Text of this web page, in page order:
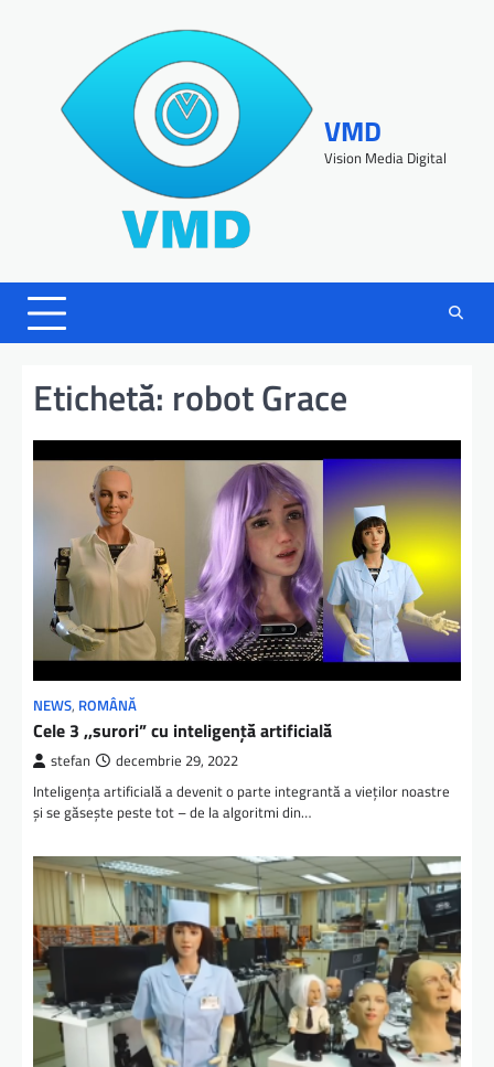
VMD
Vision Media Digital
Etichetă: robot Grace
NEWS, ROMÂNĂ
Cele 3 ,,surori” cu inteligenţă artificială
stefan decembrie 29, 2022
Inteligența artificială a devenit o parte integrantă a vieților noastre
și se găsește peste tot – de la algoritmi din…